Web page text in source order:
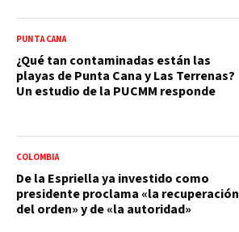
PUNTA CANA
¿Qué tan contaminadas están las
playas de Punta Cana y Las Terrenas?
Un estudio de la PUCMM responde
COLOMBIA
De la Espriella ya investido como
presidente proclama «la recuperación
del orden» y de «la autoridad»